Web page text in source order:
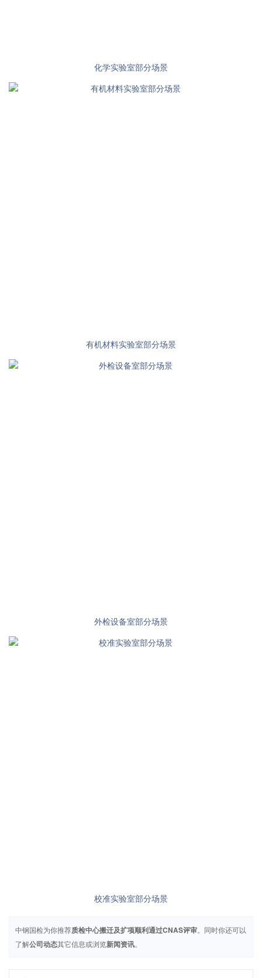
化学实验室部分场景
有机材料实验室部分场景
外检设备室部分场景
校准实验室部分场景
中钢国检为你推荐质检中心搬迁及扩项顺利通过CNAS评审。同时你还可以
了解公司动态其它信息或浏览新闻资讯。